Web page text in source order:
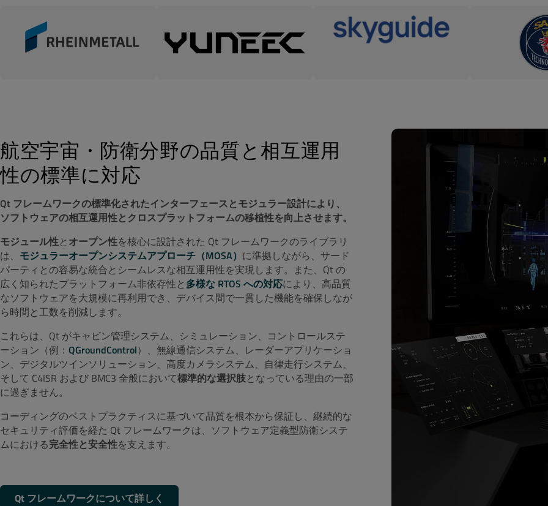
航空宇宙・防衛分野の品質と相互運用
性の標準に対応
Qt フレームワークの標準化されたインターフェースとモジュラー設計により、
ソフトウェアの相互運用性とクロスプラットフォームの移植性を向上させます。
モジュール性と オープン性を核心に設計された Qt フレームワークのライブラリ
は、 モジュラーオープンシステムアプローチ（MOSA） に準拠しながら、サード
パーティとの容易な統合とシームレスな相互運用性を実現します。また、Qt の
広く知られたプラットフォーム非依存性と 多様な RTOS への対応により、高品質
なソフトウェアを大規模に再利用でき、デバイス間で一貫した機能を確保しなが
ら時間と工数を削減します。
これらは、Qt がキャビン管理システム、シミュレーション、コントロールステ
ーション（例： QGroundControl）、無線通信システム、レーダーアプリケーショ
ン、デジタルツインソリューション、高度カメラシステム、自律走行システム、
そして C4ISR および BMC3 全般において標準的な選択肢となっている理由の一部
に過ぎません。
コーディングのベストプラクティスに基づいて品質を根本から保証し、継続的な
セキュリティ評価を経た Qt フレームワークは、ソフトウェア定義型防衛システ
ムにおける完全性と安全性を支えます。
Qt フレームワークについて詳しく